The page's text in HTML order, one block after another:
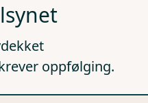
oppfølging.